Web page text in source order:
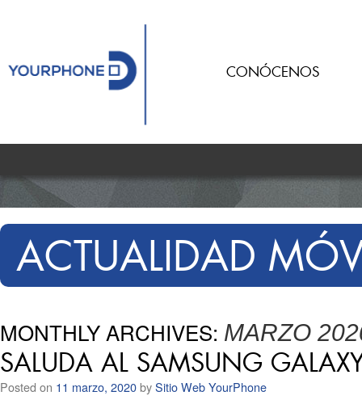
CONÓCENOS
ACTUALIDAD
MONTHLY ARCHIVES: MARZO
SALUDA AL SAMSUNG
Posted on 11 marzo, 2020bySitio Web YourPhone